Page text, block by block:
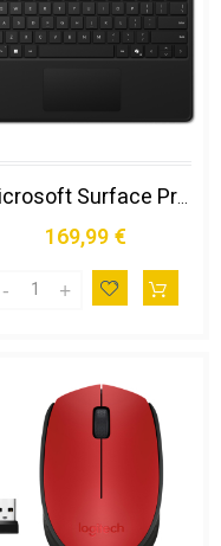
Microsoft Surface Pro Keyboard Microsoft Cover Port Nero
169,99 €